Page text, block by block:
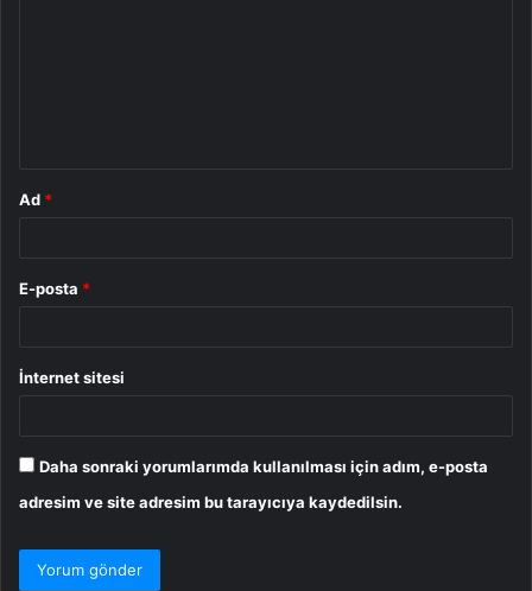
Ad *
E-posta *
İnternet sitesi
Daha sonraki yorumlarımda kullanılması için adım, e-posta
adresim ve site adresim bu tarayıcıya kaydedilsin.